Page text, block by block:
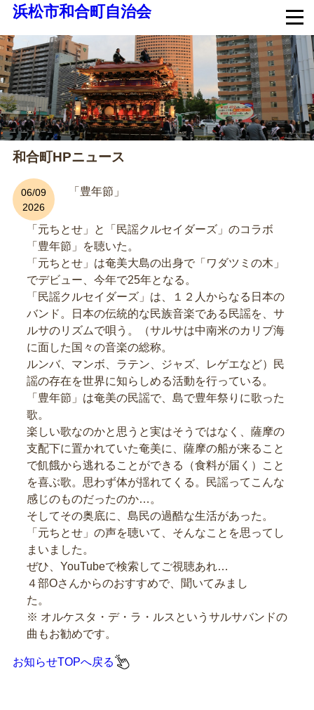
浜松市和合町自治会
和合町HPニュース
「豊年節」
06/09
2026
「元ちとせ」と「民謡クルセイダーズ」のコラボ
「豊年節」を聴いた。
「元ちとせ」は奄美大島の出身で「ワダツミの木」
でデビュー、今年で25年となる。
「民謡クルセイダーズ」は、１２人からなる日本の
バンド。日本の伝統的な民族音楽である民謡を、サ
ルサのリズムで唄う。（サルサは中南米のカリブ海
に面した国々の音楽の総称。
ルンバ、マンボ、ラテン、ジャズ、レゲエなど）民
謡の存在を世界に知らしめる活動を行っている。
「豊年節」は奄美の民謡で、島で豊年祭りに歌った
歌。
楽しい歌なのかと思うと実はそうではなく、薩摩の
支配下に置かれていた奄美に、薩摩の船が来ること
で飢餓から逃れることができる（食料が届く）こと
を喜ぶ歌。思わず体が揺れてくる。民謡ってこんな
感じのものだったのか…。
そしてその奥底に、島民の過酷な生活があった。
「元ちとせ」の声を聴いて、そんなことを思ってし
まいました。
ぜひ、YouTubeで検索してご視聴あれ…
４部Oさんからのおすすめで、聞いてみまし
た。
※ オルケスタ・デ・ラ・ルスというサルサバンドの
曲もお勧めです。
お知らせTOPへ戻る